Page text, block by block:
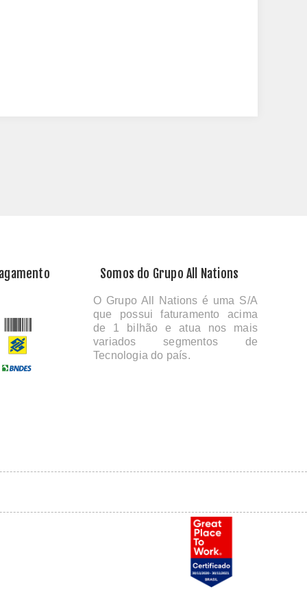
Somos do Grupo All Nations
O Grupo All Nations é uma S/A
que possui faturamento acima
de 1 bilhão e atua nos mais
variados segmentos de
Tecnologia do país.